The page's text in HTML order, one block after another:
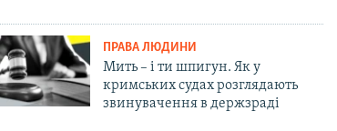
ПРАВА ЛЮДИНИ
Мить – і ти шпигун. Як у
кримських судах розглядають
звинувачення в держзраді